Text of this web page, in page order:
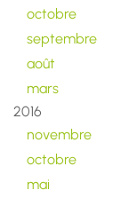
octobre
septembre
août
mars
2016
novembre
octobre
mai